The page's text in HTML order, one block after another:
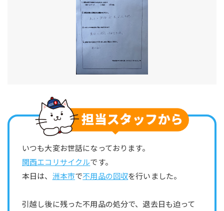
いつも大変お世話になっております。
関西エコリサイクルです。
本日は、 洲本市で不用品の回収を行いました。
引越し後に残った不用品の処分で、退去日も迫って